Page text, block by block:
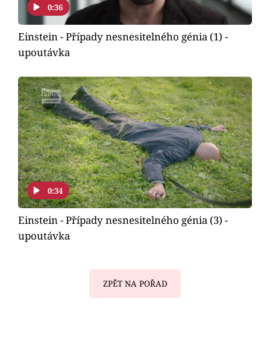
0:36
Einstein - Případy nesnesitelného génia (1) -
upoutávka
0:34
Einstein - Případy nesnesitelného génia (3) -
upoutávka
ZPĚT NA POŘAD